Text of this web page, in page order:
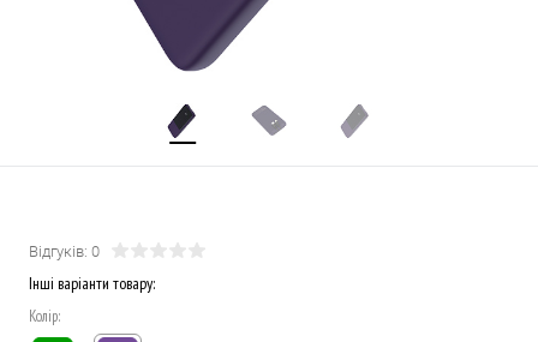
Відгуків: 0
Інші варіанти товару:
Колір: